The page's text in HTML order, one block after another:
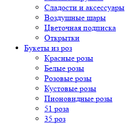
Сладости и аксессуары
Воздушные шары
Цветочная подписка
Открытки
Букеты из роз
Красные розы
Белые розы
Розовые розы
Кустовые розы
Пионовидные розы
51 роза
35 роз